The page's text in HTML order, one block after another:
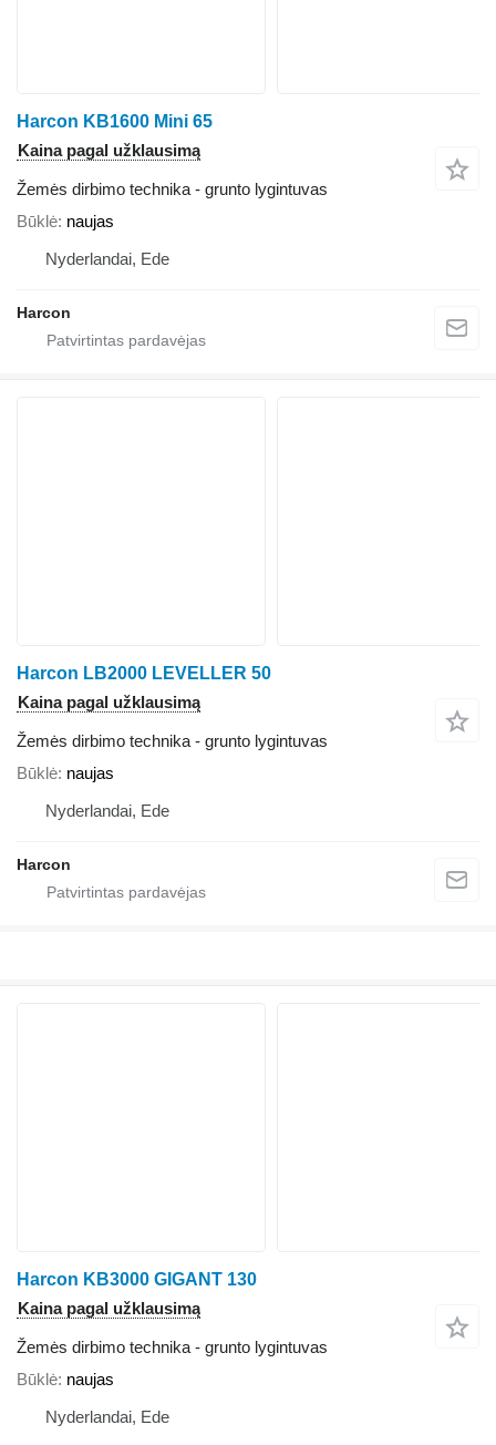
Harcon KB1600 Mini 65
Kaina pagal užklausimą
Žemės dirbimo technika - grunto lygintuvas
Būklė naujas
Nyderlandai, Ede
Harcon
Harcon LB2000 LEVELLER 50
Kaina pagal užklausimą
Žemės dirbimo technika - grunto lygintuvas
Būklė naujas
Nyderlandai, Ede
Harcon
Harcon KB3000 GIGANT 130
Kaina pagal užklausimą
Žemės dirbimo technika - grunto lygintuvas
Būklė naujas
Nyderlandai, Ede